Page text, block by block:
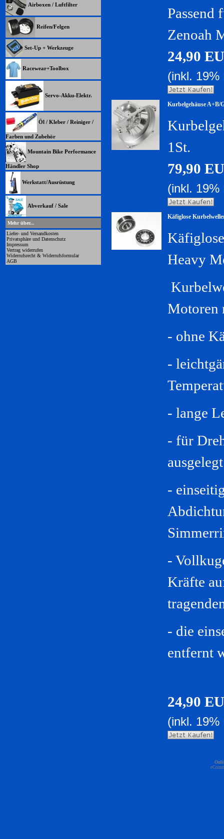
Airboxen / Luftfilter
Reifen/Felgen
Set-Up + Werkzeuge
Racewear+Toolbox
Servo-Akku-Elektr.
Öl / Kleber / Reiniger /
Farben und Zubehör
Mountain Bike Performance
Händler Shop
Werkstatt/Ausrüstung
Abverkauf / Sale
Mehr über...
Liefer- und Versandkosten
Privatsphäre und Datenschutz
Impressum
Vertrag widerrufen
Widerrufsrecht & Widerrufsformular
AGB
Passend
Zenoah
24,90
(inkl.
Kurbelgehäuse A+B/
1St.
79,90
(inkl.
Käfiglose
Heavy
Motoren
- ohne
-
- lange
- für
ausgelegt
-
-
Kräfte
- die
entfernt
24,90
(inkl.